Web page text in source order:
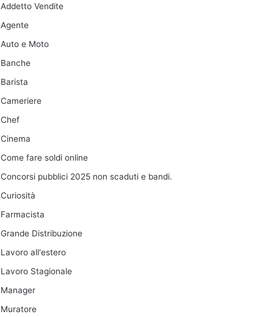
Addetto Vendite
Agente
Auto e Moto
Banche
Barista
Cameriere
Chef
Cinema
Come fare soldi online
Concorsi pubblici 2025 non scaduti e bandi.
Curiosità
Farmacista
Grande Distribuzione
Lavoro all'estero
Lavoro Stagionale
Manager
Muratore